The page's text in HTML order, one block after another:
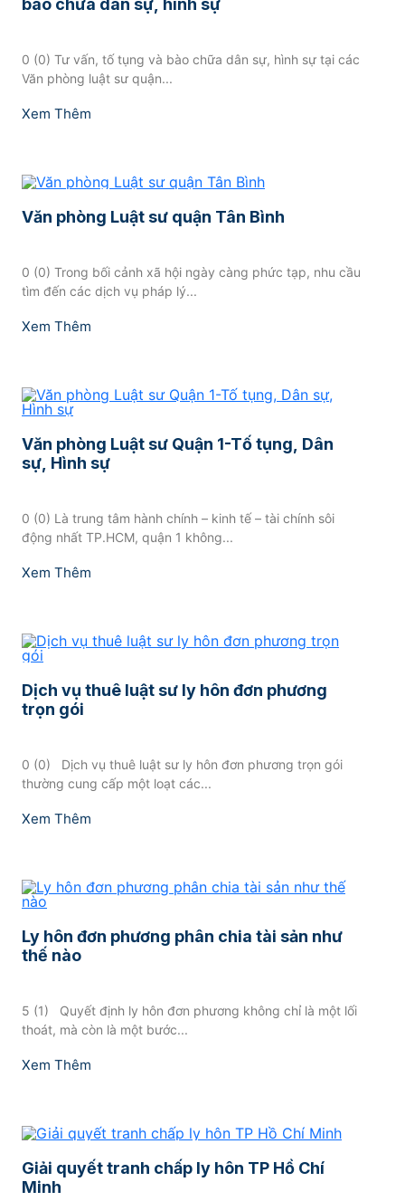
bào chữa dân sự, hình sự
0 (0) Tư vấn, tố tụng và bào chữa dân sự, hình sự tại các
Văn phòng luật sư quận...
Xem Thêm
Văn phòng Luật sư quận Tân Bình
0 (0) Trong bối cảnh xã hội ngày càng phức tạp, nhu cầu
tìm đến các dịch vụ pháp lý...
Xem Thêm
Văn phòng Luật sư Quận 1-Tố tụng, Dân
sự, Hình sự
0 (0) Là trung tâm hành chính – kinh tế – tài chính sôi
động nhất TP.HCM, quận 1 không...
Xem Thêm
Dịch vụ thuê luật sư ly hôn đơn phương
trọn gói
0 (0) ​ Dịch vụ thuê luật sư ly hôn đơn phương trọn gói
thường cung cấp một loạt các...
Xem Thêm
Ly hôn đơn phương phân chia tài sản như
thế nào
5 (1) ​ Quyết định ly hôn đơn phương không chỉ là một lối
thoát, mà còn là một bước...
Xem Thêm
Giải quyết tranh chấp ly hôn TP Hồ Chí
Minh